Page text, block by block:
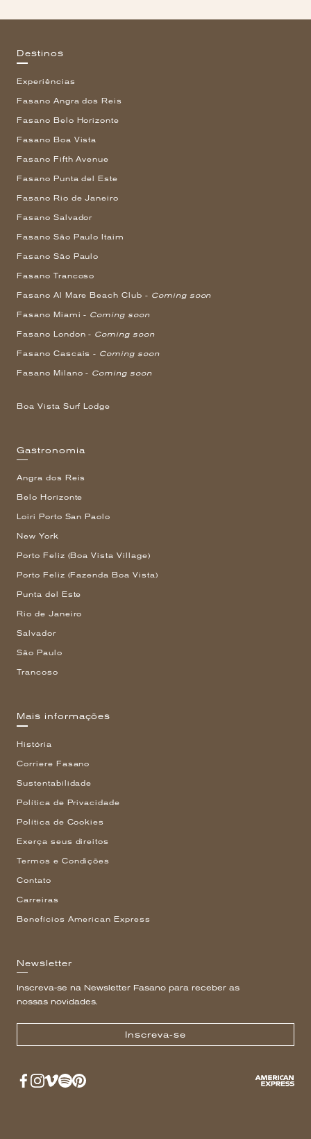
Destinos
Experiências
Fasano Angra dos Reis
Fasano Belo Horizonte
Fasano Boa Vista
Fasano Fifth Avenue
Fasano Punta del Este
Fasano Rio de Janeiro
Fasano Salvador
Fasano São Paulo Itaim
Fasano São Paulo
Fasano Trancoso
Fasano Al Mare Beach Club - Coming soon
Fasano Miami - Coming soon
Fasano London - Coming soon
Fasano Cascais - Coming soon
Fasano Milano - Coming soon
Boa Vista Surf Lodge
Gastronomia
Angra dos Reis
Belo Horizonte
Loiri Porto San Paolo
New York
Porto Feliz (Boa Vista Village)
Porto Feliz (Fazenda Boa Vista)
Punta del Este
Rio de Janeiro
Salvador
São Paulo
Trancoso
Mais informações
História
Corriere Fasano
Sustentabilidade
Política de Privacidade
Política de Cookies
Exerça seus direitos
Termos e Condições
Contato
Carreiras
Benefícios American Express
Newsletter
Inscreva-se na Newsletter Fasano para receber as
nossas novidades.
Inscreva-se